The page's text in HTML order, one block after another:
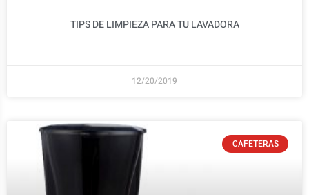
TIPS DE LIMPIEZA PARA TU LAVADORA
12/20/2019
CAFETERAS